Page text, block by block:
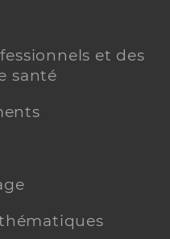
et des
santé